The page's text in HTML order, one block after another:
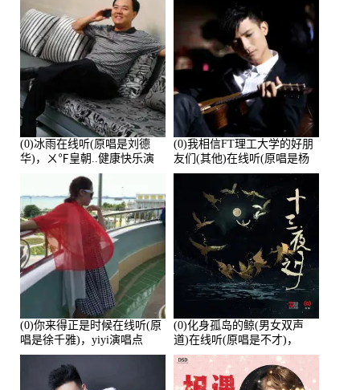
(0)冰雨在线听(原唱是刘德
华)，ㄨ℉皇朝..健康快乐演
唱点播:26643次
(0)我相信FT理工大学的好朋
友们(其他)在线听(原唱是杨
培安)，老乔演唱点播:23714
(0)你来得正是时候在线听(原
唱是徐千雅)，yiyi演唱点
播:21991次
(0)化身孤岛的鲸(男女双声
道)在线听(原唱是不才)，
HGBai演唱点播:19428次